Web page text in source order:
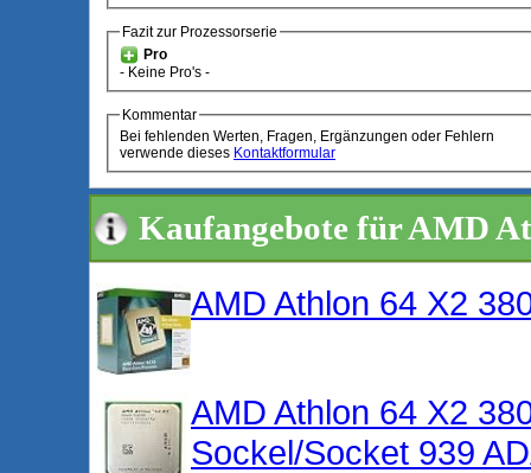
Fazit zur Prozessorserie
Pro
- Keine Pro's -
Kommentar
Bei fehlenden Werten, Fragen, Ergänzungen oder Fehlern
verwende dieses Kontaktformular
Kaufangebote für AMD
AMD Athlon 64 X2
AMD Athlon 64 X2
Sockel/Socket 939